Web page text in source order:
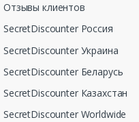
Отзывы клиентов
SecretDiscounter Россия
SecretDiscounter Украина
SecretDiscounter Беларусь
SecretDiscounter Казахстан
SecretDiscounter Worldwide